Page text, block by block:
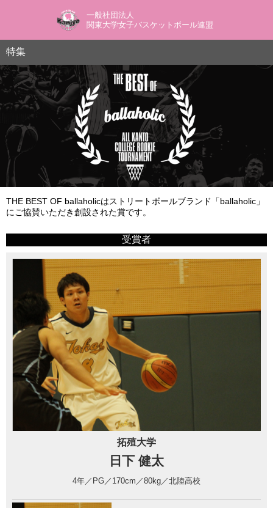
一般社団法人
関東大学女子バスケットボール連盟
特集
THE BEST OF ballaholicはストリートボールブランド「ballaholic」
にご協賛いただき創設された賞です。
受賞者
拓殖大学
日下 健太
4年／PG／170cm／80kg／北陸高校